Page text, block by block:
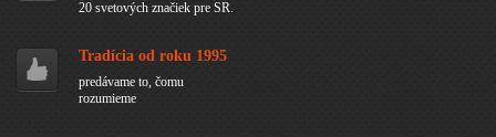
20 svetových značiek pre SR.
Tradícia od roku 1995
predávame to, čomu
rozumieme